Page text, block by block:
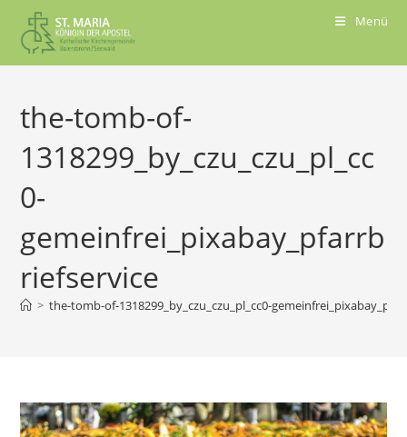
Menü
the-tomb-of-
1318299_by_czu_czu_pl_cc
0-
gemeinfrei_pixabay_pfarrb
riefservice
> the-tomb-of-1318299_by_czu_czu_pl_cc0-